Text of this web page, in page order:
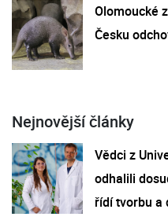
Olomoucké
Česku
Nejnovější články
Vědci z
odhalili
řídí tvorbu a